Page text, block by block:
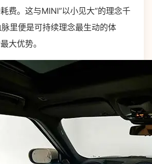
费。这与MINI”以小见大”的理念千
里便是可持续理念最生动的体
大优势。